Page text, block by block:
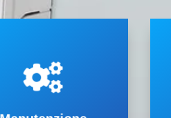

Susa
a operare in tempi rapidi
riparazione a domicilio